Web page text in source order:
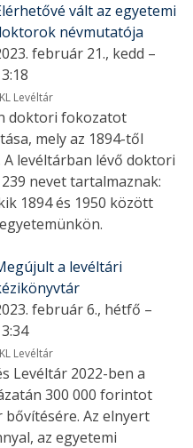
vált az egyetemi
névmutatója
február 21., kedd –
Levéltár
doktori fokozatot
mely az 1894-től
levéltárban lévő doktori
nevet tartalmaznak:
1894 és 1950 között
a levéltári
február 6., hétfő –
Levéltár
Levéltár 2022-ben a
300 000 forintot
Az elnyert
az egyetemi